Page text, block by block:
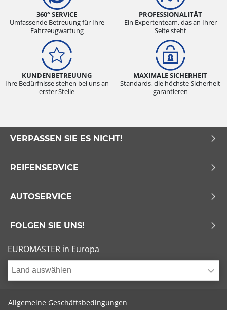
360° SERVICE
Umfassende Betreuung für Ihre
Fahrzeugwartung
PROFESSIONALITÄT
Ein Expertenteam, das an Ihrer
Seite steht
KUNDENBETREUUNG
Ihre Bedürfnisse stehen bei uns an
erster Stelle
MAXIMALE SICHERHEIT
Standards, die höchste Sicherheit
garantieren
VERPASSEN SIE ES NICHT!
REIFENSERVICE
AUTOSERVICE
FOLGEN SIE UNS!
EUROMASTER in Europa
Land auswählen
Allgemeine Geschäftsbedingungen